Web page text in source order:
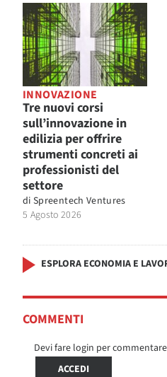
INNOVAZIONE
Tre nuovi corsi
sull’innovazione in
edilizia per offrire
strumenti concreti ai
professionisti del
settore
di Spreentech Ventures
5 Agosto 2026
ESPLORA ECONOMIA E
COMMENTI
Devi fare login per commentare
ACCEDI